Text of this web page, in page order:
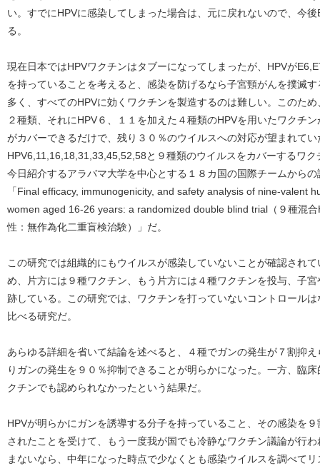
い。すでにHPVに感染してしまった場合は、元に戻れないので、今
る。
現在日本ではHPVワクチンはタブーになってしまったが、HPVが
を持っていることを考えると、感染を防げるなら子宮頸がんを撲滅
多く、すべてのHPVに効くワクチンを製造するのは難しい。このた
２種類、それにHPV６、１１を加えた４種類のHPVを用いたワクチ
がカバーできるだけで、残り３０％のウイルスへの対応が望まれて
HPV6,11,16,18,31,33,45,52,58と９種類のウイルスをカバーするワ
今日紹介するアラバマ大学を中心とする１８カ国の国際チームから
「Final efficacy, immunogenicity, and safety analysis of nine-valent
women aged 16-26 years: a randomized double blind trial（９種混
性：無作為化二重盲検治験）」だ。
この研究では組織的にもウイルスが感染していないことが確認され
め、片方には９種ワクチン、もう片方には４種ワクチンを投与、子
跡している。この研究では、ワクチンを打っていないコントロール
比べる研究だ。
あらゆる詳細を省いて結論を述べると、４種でガンの発生が７割抑
りガンの発生を９０％抑制できることが明らかになった。一方、臨
クチンでも認められなかったという結果だ。
HPVが明らかにガンを誘導する分子を持っていること、その感染を
されたことを受けて、もう一度我が国でも冷静なワクチン議論が行
まないなら、中年になった時点で少なくとも感染ウイルスを調べて